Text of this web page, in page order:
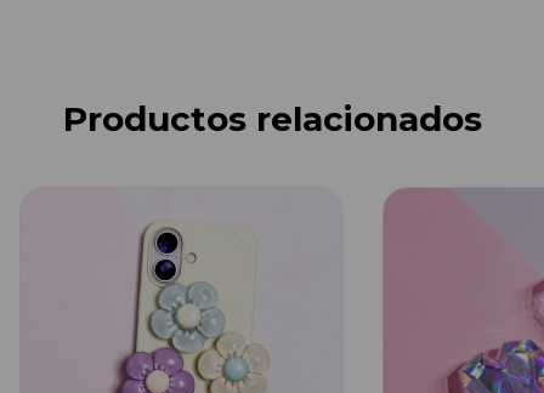
Productos relacionados